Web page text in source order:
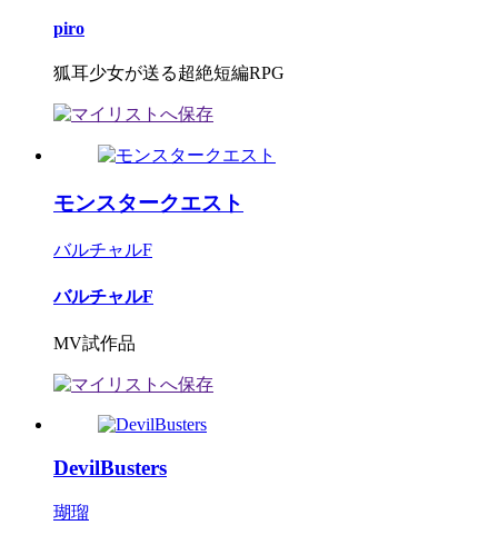
piro
狐耳少女が送る超絶短編RPG
モンスタークエスト
バルチャルF
バルチャルF
MV試作品
DevilBusters
瑚瑠